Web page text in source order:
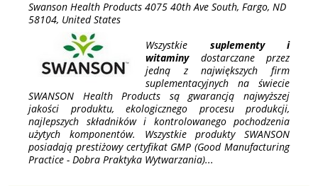
Swanson Health Products 4075 40th Ave South, Fargo, ND
58104, United States
Wszystkie suplementy i
witaminydostarczane przez
jedną z największych firm
suplementacyjnych na świecie
SWANSON Health Products są gwarancją najwyższej
jakości produktu, ekologicznego procesu produkcji,
najlepszych składników i kontrolowanego pochodzenia
użytych komponentów. Wszystkie produkty SWANSON
posiadają prestiżowy certyfikat GMP (Good Manufacturing
Practice - Dobra Praktyka Wytwarzania)...